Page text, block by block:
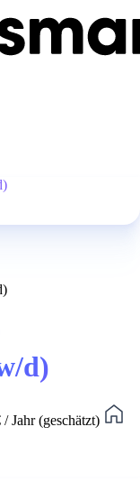
d)
Jahr (geschätzt)